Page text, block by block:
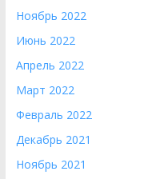
Ноябрь 2022
Июнь 2022
Апрель 2022
Март 2022
Февраль 2022
Декабрь 2021
Ноябрь 2021